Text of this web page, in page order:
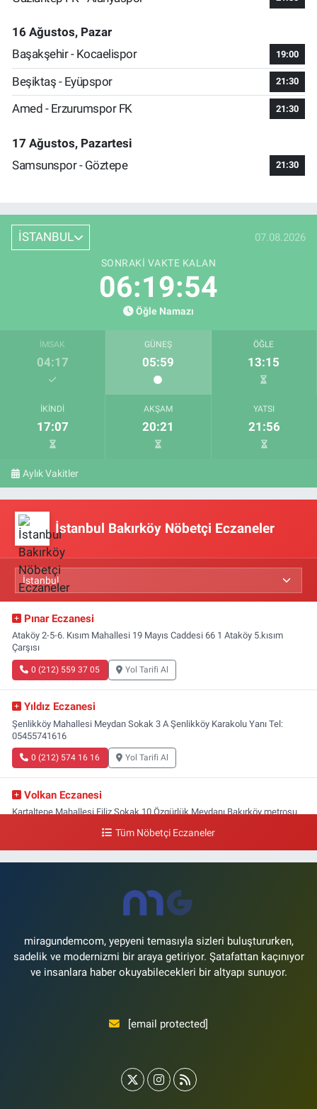
16 Ağustos, Pazar
Başakşehir - Kocaelispor
19:00
Beşiktaş - Eyüpspor 21:30
Amed - Erzurumspor FK 21:30
17 Ağustos, Pazartesi
Samsunspor - Göztepe
21:30
İSTANBUL 07.08.2026
SONRAKI VAKTE KALAN
06:19:54
Öğle Namazı
İMSAK
04:17
GÜNEŞ
05:59
ÖĞLE
13:15
İKINDI
17:07
AKŞAM
20:21
YATSI
21:56
Aylık Vakitler
İstanbul Bakırköy Nöbetçi Eczaneler
Pınar Eczanesi
Ataköy 2-5-6. Kısım Mahallesi 19 Mayıs Caddesi 66 1 Ataköy 5.kısım
Çarşısı
0 (212) 559 37 05 Yol Tarifi Al
Yıldız Eczanesi
Şenlikköy Mahallesi Meydan Sokak 3 A Şenlikköy Karakolu Yanı Tel:
05455741616
0 (212) 574 16 16 Yol Tarifi Al
Volkan Eczanesi
Kartaltepe Mahallesi Filiz Sokak 10 Özgürlük Meydanı,Bakırköy metrosu
Yeşilköy Mahallesi Doğruyol Sokak 7 A Dürümcü Baba'nın Bir Alt
0 (212) 663 11 97
Tüm Nöbetçi Eczaneler
miragundemcom, yepyeni temasıyla sizleri buluştururken,
sadelik ve modernizmi bir araya getiriyor. Şatafattan kaçınıyor
ve insanlara haber okuyabilecekleri bir altyapı sunuyor.
[email protected]